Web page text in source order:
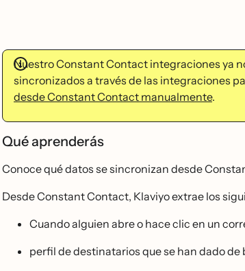
Nuestro Constant Contact integraciones ya
sincronizados a través de las integraciones
desde Constant Contact manualmente.
Qué aprenderás
Conoce qué datos se sincronizan desde
Desde Constant Contact, Klaviyo extrae los
Cuando alguien abre o hace clic en un
perfil de destinatarios que se han dado de